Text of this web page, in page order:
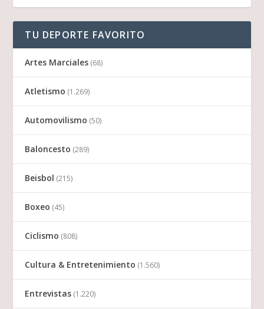
TU DEPORTE FAVORITO
Artes Marciales (68)
Atletismo (1.269)
Automovilismo (50)
Baloncesto (289)
Beisbol (215)
Boxeo (45)
Ciclismo (808)
Cultura & Entretenimiento (1.560)
Entrevistas (1.220)